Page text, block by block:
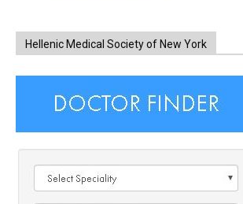
Hellenic Medical Society of New York